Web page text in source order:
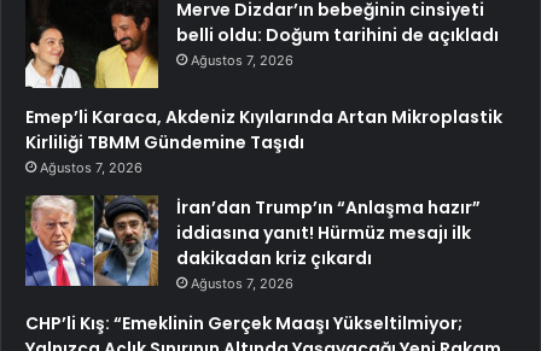
Merve Dizdar’ın bebeğinin cinsiyeti
belli oldu: Doğum tarihini de açıkladı
Ağustos 7, 2026
Emep’li Karaca, Akdeniz Kıyılarında Artan Mikroplastik
Kirliliği TBMM Gündemine Taşıdı
Ağustos 7, 2026
İran’dan Trump’ın “Anlaşma hazır”
iddiasına yanıt! Hürmüz mesajı ilk
dakikadan kriz çıkardı
Ağustos 7, 2026
CHP’li Kış: “Emeklinin Gerçek Maaşı Yükseltilmiyor;